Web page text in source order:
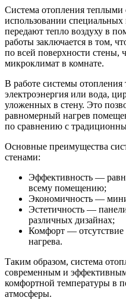
Система отопления теплыми
использовании специальных
передают тепло воздуху в
работы заключается в том,
по всей поверхности стены,
микроклимат в комнате.
В работе системы отопления
электроэнергия или вода,
уложенных в стену. Это
равномерный нагрев
по сравнению с
Основные преимущества
стенами:
Эффективность —
всему помещению;
Экономичность —
Эстетичность —
различных дизайнах;
Комфорт — отсутствие
нагрева.
Таким образом, система
современным и
комфортной температуры в
атмосферы.